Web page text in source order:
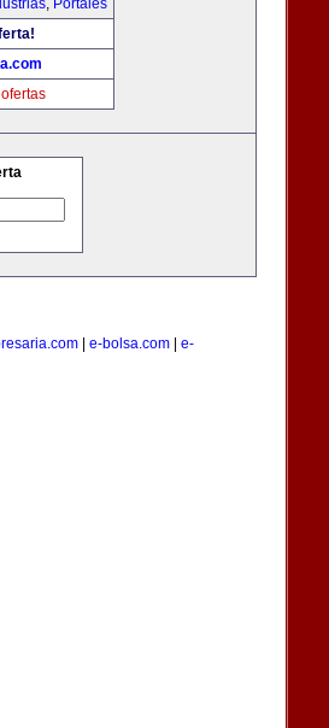
, Portales
e-bolsa.com
e-